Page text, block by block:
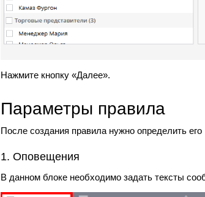
Нажмите кнопку «Далее».
Параметры правила
После создания правила нужно определить
1. Оповещения
В данном блоке необходимо задать тексты